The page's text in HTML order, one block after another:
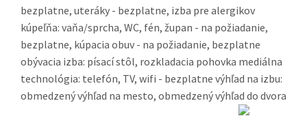
bezplatne, uteráky - bezplatne, izba pre alergikov
kúpeľňa: vaňa/sprcha, WC, fén, župan - na požiadanie,
bezplatne, kúpacia obuv - na požiadanie, bezplatne
obývacia izba: písací stôl, rozkladacia pohovka mediálna
technológia: telefón, TV, wifi - bezplatne výhľad na izbu:
obmedzený výhľad na mesto, obmedzený výhľad do dvora